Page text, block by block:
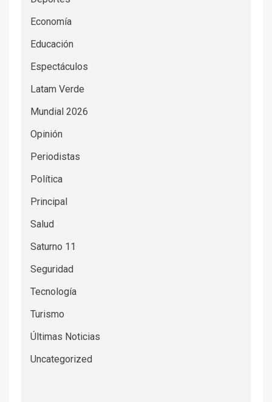
Economía
Educación
Espectáculos
Latam Verde
Mundial 2026
Opinión
Periodistas
Política
Principal
Salud
Saturno 11
Seguridad
Tecnología
Turismo
Últimas Noticias
Uncategorized